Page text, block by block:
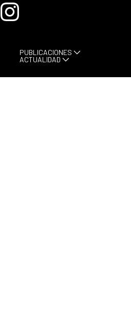
Instagram
PUBLICACIONES
ACTUALIDAD